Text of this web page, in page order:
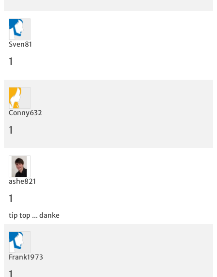
Sven81
1
Conny632
1
ashe821
1
tip top ... danke
Frank1973
1